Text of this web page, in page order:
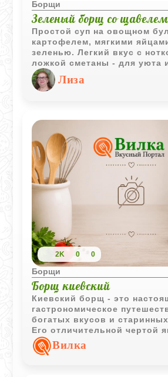
Борщи
Зеленый борщ со
Простой суп на овощном
картофелем, мягкими
зеленью. Легкий вкус с
ложкой сметаны - для уюта
Лиза
2K 0 0
Борщи
Борщ киевский
Киевский борщ - это
гастрономическое
богатых вкусов и
Его отличительной чертой
уникальное сочетание
баранины, а также
Вилка